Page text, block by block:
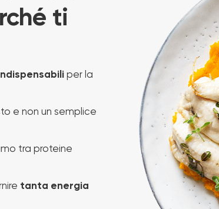
ti
per la
e non un semplice
tra proteine
tanta energia